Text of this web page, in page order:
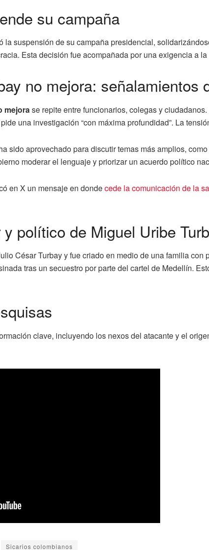
su campaña
la suspensión de su campaña presidencial,
Esta decisión fue acompañada por una exigencia a
no mejora:
mejorase repite entre funcionarios, colegas y
una investigación “con máxima profundidad”. La
sido aprovechado para discutir temas más amplios,
moderar el lenguaje y priorizar un acuerdo político
en X un mensaje en dondecede la comunicación de la
político de Miguel Uribe
César Turbay y fue criado en medio de una familia
tras un secuestro por parte del cartel de Medellín.
clave, incluyendo los nexos del atacante y el
Sicarios colombianos